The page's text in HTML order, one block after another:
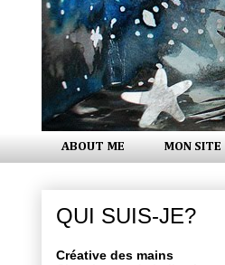
ABOUT ME MON SITE
QUI SUIS-JE?
Créative des mains